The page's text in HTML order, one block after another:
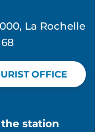
La Rochelle
68
OFFICE
station